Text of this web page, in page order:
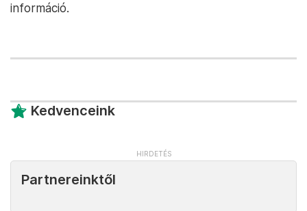
információ.
Kedvenceink
Partnereinktől